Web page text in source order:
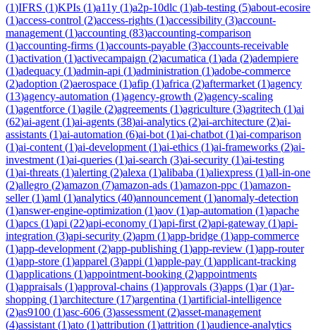
(1)IFRS (1)KPIs (1)a11y (1)a2p-10dlc (1)ab-testing (5)about-ecosire
(1)access-control (2)access-rights (1)accessibility (3)account-
management (1)accounting (83)accounting-comparison
(1)accounting-firms (1)accounts-payable (3)accounts-receivable
(1)activation (1)activecampaign (2)acumatica (1)ada (2)adempiere
(1)adequacy (1)admin-api (1)administration (1)adobe-commerce
(2)adoption (2)aerospace (1)afip (1)africa (2)aftermarket (1)agency
(13)agency-automation (1)agency-growth (2)agency-scaling
(1)agentforce (1)agile (2)agreements (1)agriculture (3)agritech (1)ai
(62)ai-agent (1)ai-agents (38)ai-analytics (2)ai-architecture (2)ai-
assistants (1)ai-automation (6)ai-bot (1)ai-chatbot (1)ai-comparison
(1)ai-content (1)ai-development (1)ai-ethics (1)ai-frameworks (2)ai-
investment (1)ai-queries (1)ai-search (3)ai-security (1)ai-testing
(1)ai-threats (1)alerting (2)alexa (1)alibaba (1)aliexpress (1)all-in-one
(2)allegro (2)amazon (7)amazon-ads (1)amazon-ppc (1)amazon-
seller(1)aml (1)analytics (40)announcement (1)anomaly-detection
(1)answer-engine-optimization (1)aov (1)ap-automation (1)apache
(1)apcs (1)api (22)api-economy (1)api-first (2)api-gateway (1)api-
integration (3)api-security (2)apm (1)app-bridge (1)app-commerce
(1)app-development (2)app-publishing (1)app-review (1)app-router
(1)app-store (1)apparel (3)appi (1)apple-pay (1)applicant-tracking
(1)applications (1)appointment-booking (2)appointments
(1)appraisals (1)approval-chains (1)approvals (3)apps (1)ar(1)ar-
shopping (1)architecture (17)argentina (1)artificial-intelligence
(2)as9100 (1)asc-606 (3)assessment (2)asset-management
(4)assistant (1)ato (1)attribution (1)attrition (1)audience-analytics